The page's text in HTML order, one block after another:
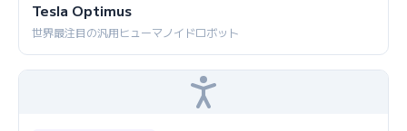
Tesla Optimus
世界最注目の汎用ヒューマノイドロボット